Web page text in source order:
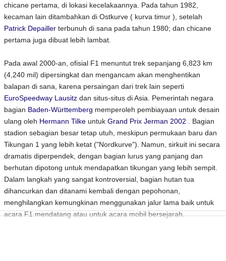
chicane pertama, di lokasi kecelakaannya. Pada tahun 1982,
kecaman lain ditambahkan di Ostkurve ( kurva timur ), setelah
Patrick Depailler terbunuh di sana pada tahun 1980; dan chicane
pertama juga dibuat lebih lambat.
Pada awal 2000-an, ofisial F1 menuntut trek sepanjang 6,823 km
(4,240 mil) dipersingkat dan mengancam akan menghentikan
balapan di sana, karena persaingan dari trek lain seperti
EuroSpeedway Lausitz dan situs-situs di Asia. Pemerintah negara
bagian Baden-Württemberg memperoleh pembiayaan untuk desain
ulang oleh Hermann Tilke untuk Grand Prix Jerman 2002
. Bagian
stadion sebagian besar tetap utuh, meskipun permukaan baru dan
Tikungan 1 yang lebih ketat ("Nordkurve"). Namun, sirkuit ini secara
dramatis diperpendek, dengan bagian lurus yang panjang dan
berhutan dipotong untuk mendapatkan tikungan yang lebih sempit.
Dalam langkah yang sangat kontroversial, bagian hutan tua
dihancurkan dan ditanami kembali dengan pepohonan,
menghilangkan kemungkinan menggunakan jalur lama baik untuk
acara F1 mendatang atau untuk acara mobil bersejarah.